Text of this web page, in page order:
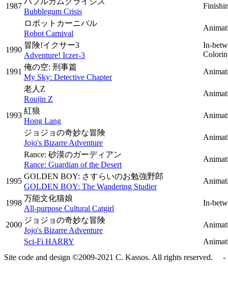
1987
Bubblegum Crisis
ロボットカーニバル
Robot Carnival
1990
冒険!イクサー3
Adventure! Iczer-3
In-
1991
俺の空: 刑事篇
My Sky: Detective Chapter
老人Z
Roujin Z
1993
紅狼
Hong Lang
ジョジョの奇妙な冒険
Jojo's Bizarre Adventure
Rance: 砂漠のガーディアン
Rance: Guardian of the Desert
1995
GOLDEN BOY: さすらいのお勉強野郎
GOLDEN BOY: The Wandering Studier
1998
万能文化猫娘
All-purpose Cultural Catgirl
In-
2000
ジョジョの奇妙な冒険
Jojo's Bizarre Adventure
Sci-Fi HARRY
Site code and design ©2009-2021 C. Kassos. All rights reserved.